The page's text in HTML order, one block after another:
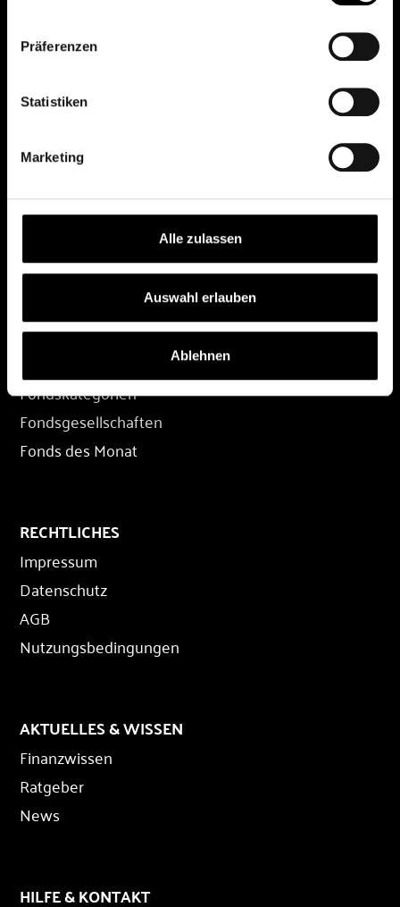
Präferenzen
Statistiken
Marketing
Alle zulassen
Auswahl erlauben
Ablehnen
All rights reserved.
Depot eröffnen
Depot übertragen
Konditionen
FONDS
Fondskategorien
Fondsgesellschaften
Fonds des Monat
RECHTLICHES
Impressum
Datenschutz
AGB
Nutzungsbedingungen
AKTUELLES & WISSEN
Finanzwissen
Ratgeber
News
HILFE & KONTAKT